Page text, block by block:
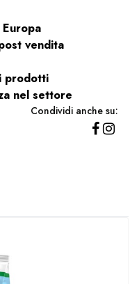
vendita
prodotti
nel settore
Condividi anche su: